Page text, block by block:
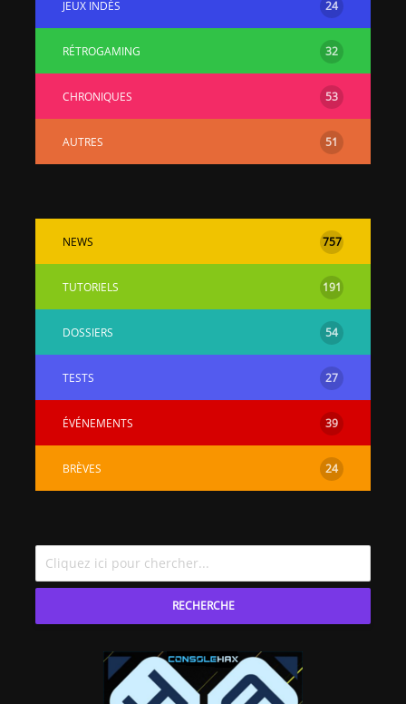
JEUX INDÉS 24
RÉTROGAMING 32
CHRONIQUES 53
AUTRES 51
NEWS 757
TUTORIELS 191
DOSSIERS 54
TESTS 27
ÉVÉNEMENTS 39
BRÈVES 24
RECHERCHE